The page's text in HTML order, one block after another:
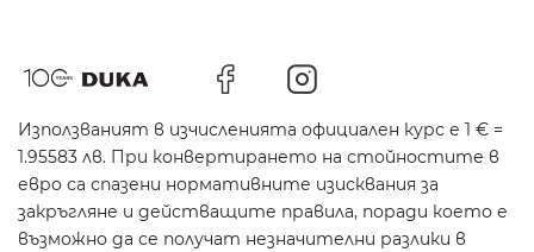
Използваният в изчисленията официален курс е 1 € =
1.95583 лв. При конвертирането на стойностите в
евро са спазени нормативните изисквания за
закръгляне и действащите правила, поради което е
възможно да се получат незначителни разлики в